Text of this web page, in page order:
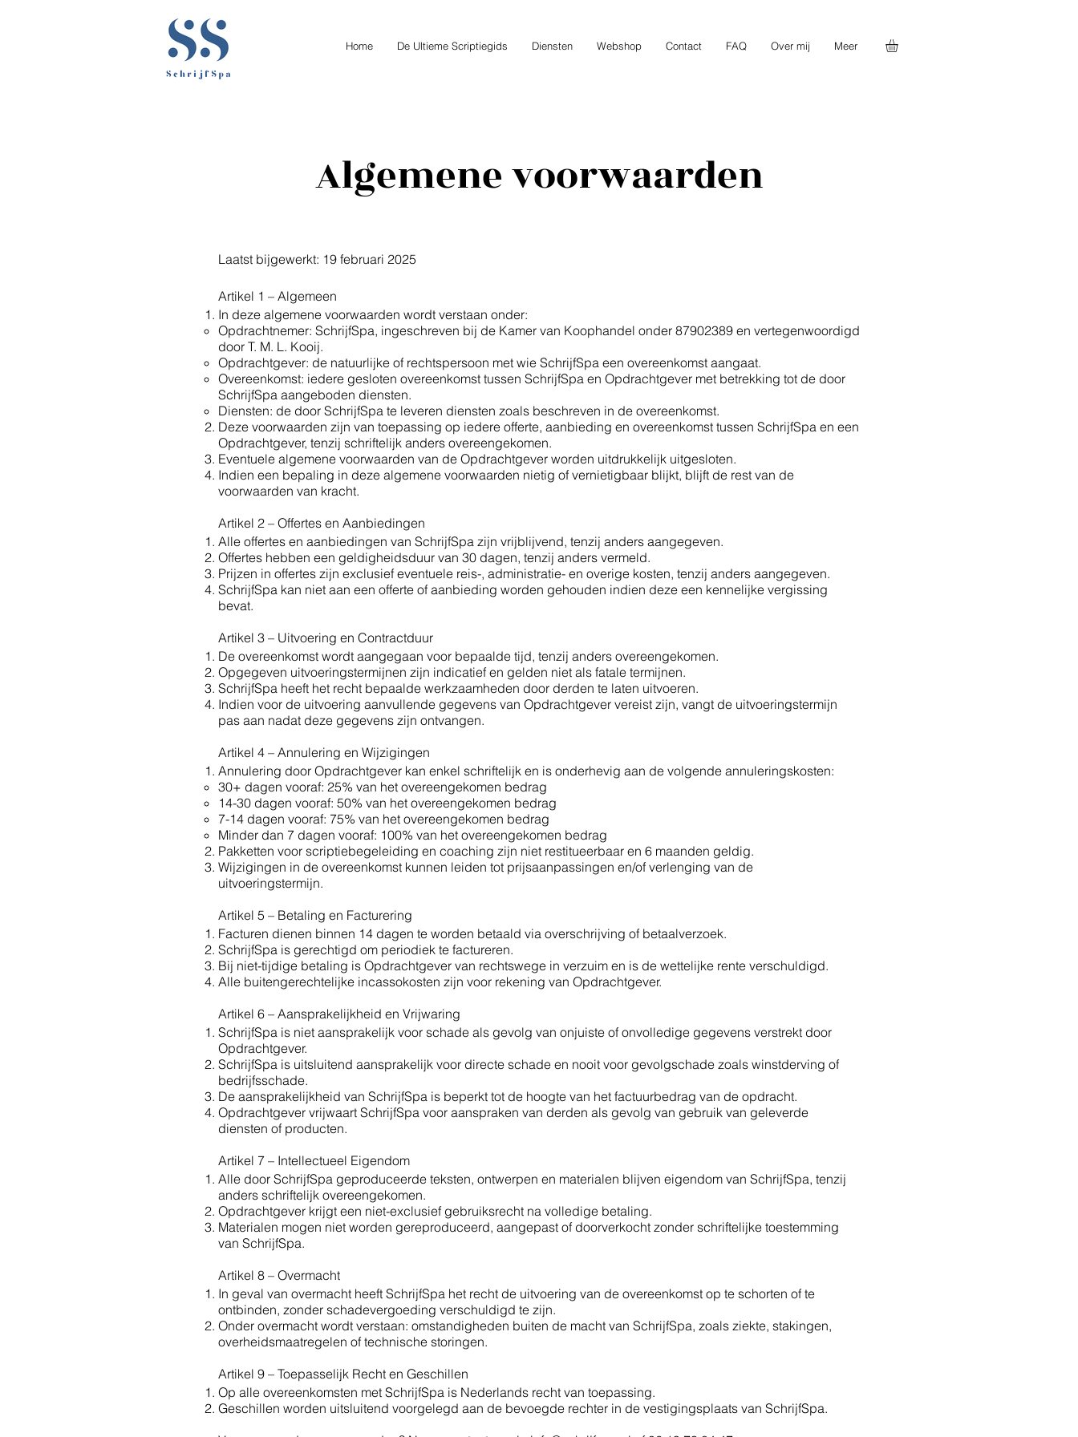
Home De Ultieme Scriptiegids Diensten Webshop Contact FAQ Over mij Meer
Algemene voorwaarden
Laatst bijgewerkt: 19 februari 2025
Artikel 1 – Algemeen
In deze algemene voorwaarden wordt verstaan onder:
Opdrachtnemer: SchrijfSpa, ingeschreven bij de Kamer van Koophandel onder 87902389 en vertegenwoordigd
door T. M. L. Kooij.
Opdrachtgever: de natuurlijke of rechtspersoon met wie SchrijfSpa een overeenkomst aangaat.
Overeenkomst: iedere gesloten overeenkomst tussen SchrijfSpa en Opdrachtgever met betrekking tot de door
SchrijfSpa aangeboden diensten.
Diensten: de door SchrijfSpa te leveren diensten zoals beschreven in de overeenkomst.
Deze voorwaarden zijn van toepassing op iedere offerte, aanbieding en overeenkomst tussen SchrijfSpa en een
Opdrachtgever, tenzij schriftelijk anders overeengekomen.
Eventuele algemene voorwaarden van de Opdrachtgever worden uitdrukkelijk uitgesloten.
Indien een bepaling in deze algemene voorwaarden nietig of vernietigbaar blijkt, blijft de rest van de
voorwaarden van kracht.
Artikel 2 – Offertes en Aanbiedingen
Alle offertes en aanbiedingen van SchrijfSpa zijn vrijblijvend, tenzij anders aangegeven.
Offertes hebben een geldigheidsduur van 30 dagen, tenzij anders vermeld.
Prijzen in offertes zijn exclusief eventuele reis-, administratie- en overige kosten, tenzij anders aangegeven.
SchrijfSpa kan niet aan een offerte of aanbieding worden gehouden indien deze een kennelijke vergissing
bevat.
Artikel 3 – Uitvoering en Contractduur
De overeenkomst wordt aangegaan voor bepaalde tijd, tenzij anders overeengekomen.
Opgegeven uitvoeringstermijnen zijn indicatief en gelden niet als fatale termijnen.
SchrijfSpa heeft het recht bepaalde werkzaamheden door derden te laten uitvoeren.
Indien voor de uitvoering aanvullende gegevens van Opdrachtgever vereist zijn, vangt de uitvoeringstermijn
pas aan nadat deze gegevens zijn ontvangen.
Artikel 4 – Annulering en Wijzigingen
Annulering door Opdrachtgever kan enkel schriftelijk en is onderhevig aan de volgende annuleringskosten:
30+ dagen vooraf: 25% van het overeengekomen bedrag
14-30 dagen vooraf: 50% van het overeengekomen bedrag
7-14 dagen vooraf: 75% van het overeengekomen bedrag
Minder dan 7 dagen vooraf: 100% van het overeengekomen bedrag
Pakketten voor scriptiebegeleiding en coaching zijn niet restitueerbaar en 6 maanden geldig.
Wijzigingen in de overeenkomst kunnen leiden tot prijsaanpassingen en/of verlenging van de
uitvoeringstermijn.
Artikel 5 – Betaling en Facturering
Facturen dienen binnen 14 dagen te worden betaald via overschrijving of betaalverzoek.
SchrijfSpa is gerechtigd om periodiek te factureren.
Bij niet-tijdige betaling is Opdrachtgever van rechtswege in verzuim en is de wettelijke rente verschuldigd.
Alle buitengerechtelijke incassokosten zijn voor rekening van Opdrachtgever.
Artikel 6 – Aansprakelijkheid en Vrijwaring
SchrijfSpa is niet aansprakelijk voor schade als gevolg van onjuiste of onvolledige gegevens verstrekt door
Opdrachtgever.
SchrijfSpa is uitsluitend aansprakelijk voor directe schade en nooit voor gevolgschade zoals winstderving of
bedrijfsschade.
De aansprakelijkheid van SchrijfSpa is beperkt tot de hoogte van het factuurbedrag van de opdracht.
Opdrachtgever vrijwaart SchrijfSpa voor aanspraken van derden als gevolg van gebruik van geleverde
diensten of producten.
Artikel 7 – Intellectueel Eigendom
Alle door SchrijfSpa geproduceerde teksten, ontwerpen en materialen blijven eigendom van SchrijfSpa, tenzij
anders schriftelijk overeengekomen.
Opdrachtgever krijgt een niet-exclusief gebruiksrecht na volledige betaling.
Materialen mogen niet worden gereproduceerd, aangepast of doorverkocht zonder schriftelijke toestemming
van SchrijfSpa.
Artikel 8 – Overmacht
In geval van overmacht heeft SchrijfSpa het recht de uitvoering van de overeenkomst op te schorten of te
ontbinden, zonder schadevergoeding verschuldigd te zijn.
Onder overmacht wordt verstaan: omstandigheden buiten de macht van SchrijfSpa, zoals ziekte, stakingen,
overheidsmaatregelen of technische storingen.
Artikel 9 – Toepasselijk Recht en Geschillen
Op alle overeenkomsten met SchrijfSpa is Nederlands recht van toepassing.
Geschillen worden uitsluitend voorgelegd aan de bevoegde rechter in de vestigingsplaats van SchrijfSpa.